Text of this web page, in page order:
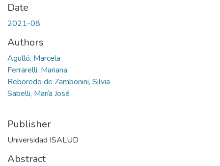
Date
2021-08
Authors
Agulló, Marcela
Ferrarelli, Mariana
Reboredo de Zambonini, Silvia
Sabelli, María José
Publisher
Universidad ISALUD
Abstract